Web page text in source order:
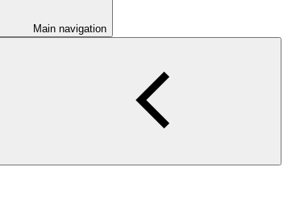
Main navigation